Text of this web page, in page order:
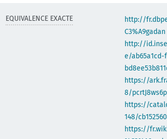
EQUIVALENCE EXACTE
http://
C3%A9gadan
http://
e/ab65a1cd-
https://
8/
https://
148/
https://